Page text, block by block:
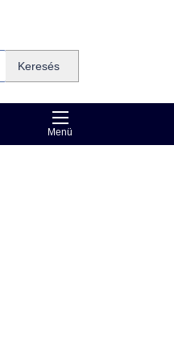
Keresés
Menü